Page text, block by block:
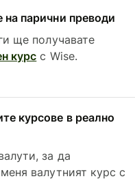
парични преводи
ще получавате
курс с Wise.
курсове в реално
за да
валутният курс с